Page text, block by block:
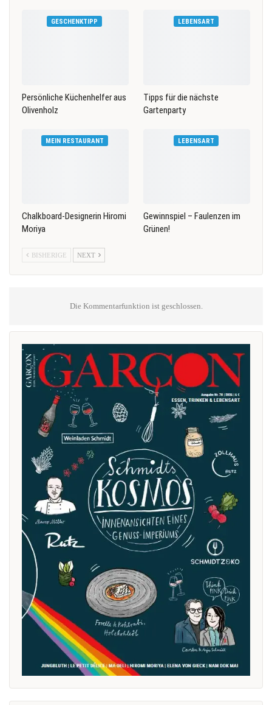
GESCHENKTIPP
Persönliche Küchenhelfer aus
Olivenholz
LEBENSART
Tipps für die nächste
Gartenparty
MEIN RESTAURANT
Chalkboard-Designerin Hiromi
Moriya
LEBENSART
Gewinnspiel – Faulenzen im
Grünen!
BISHERIGE NEXT
Die Kommentarfunktion ist geschlossen.